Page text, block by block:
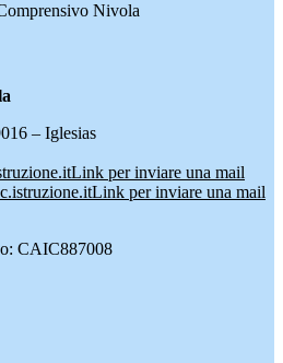
Nivola
– Iglesias
Link per inviare una mail
Link per inviare una mail
CAIC887008